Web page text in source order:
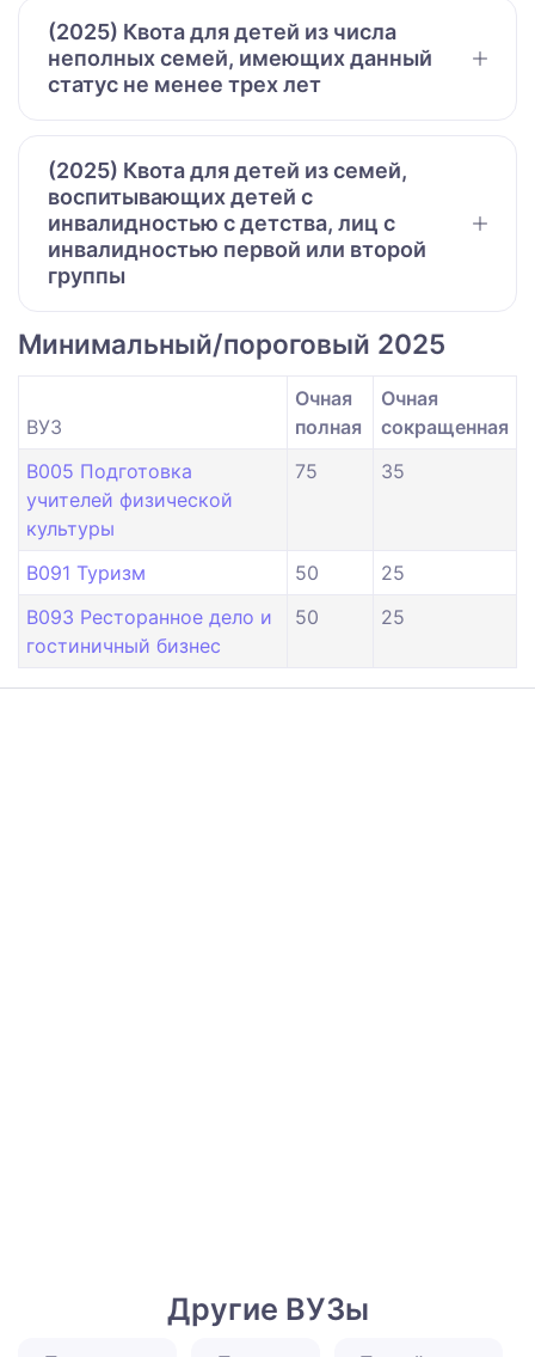
(2025) Квота для детей из числа
неполных семей, имеющих данный
статус не менее трех лет
(2025) Квота для детей из семей,
воспитывающих детей с
инвалидностью с детства, лиц с
инвалидностью первой или второй
группы
Минимальный/пороговый 2025
ВУЗ
Очная
полная
Очная
сокращенная
B005 Подготовка
учителей физической
культуры
75 35
B091 Туризм 50
25
B093 Ресторанное дело и
гостиничный бизнес
50 25
Другие ВУЗы